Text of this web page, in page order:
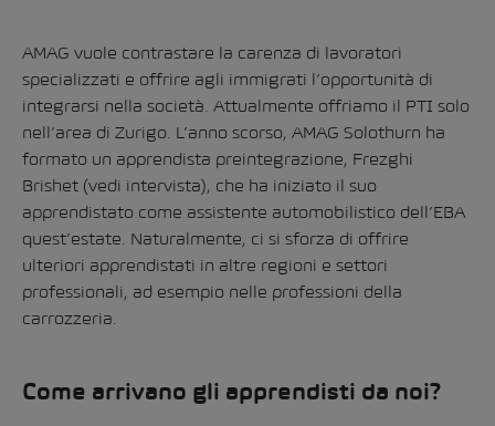
AMAG vuole contrastare la carenza di lavoratori
specializzati e offrire agli immigrati l’opportunità di
integrarsi nella società. Attualmente offriamo il PTI solo
nell’area di Zurigo. L’anno scorso, AMAG Solothurn ha
formato un apprendista preintegrazione, Frezghi
Brishet (vedi intervista), che ha iniziato il suo
apprendistato come assistente automobilistico dell’EBA
quest’estate. Naturalmente, ci si sforza di offrire
ulteriori apprendistati in altre regioni e settori
professionali, ad esempio nelle professioni della
carrozzeria.
Come arrivano gli apprendisti da noi?